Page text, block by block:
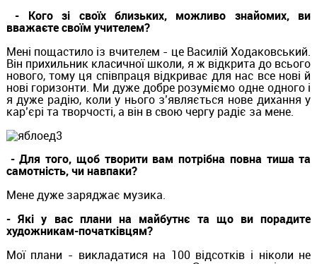
- Кого зі своїх близьких, можливо знайомих, ви
вважаєте своїм учителем?
Мені пощастило із вчителем - це Василій Ходаковський.
Він прихильник класичної школи, я ж відкрита до всього
нового, тому ця співпраця відкриває для нас все нові й
нові горизонти. Ми дуже добре розуміємо одне одного і
я дуже радію, коли у нього з’являється нове дихання у
кар’єрі та творчості, а він в свою чергу радіє за мене.
- Для того, щоб творити вам потрібна повна тиша та
самотність, чи навпаки?
Мене дуже заряджає музика.
- Які у вас плани на майбутнє та що ви порадите
художникам-початківцям?
Мої плани - викладатися на 100 відсотків і ніколи не